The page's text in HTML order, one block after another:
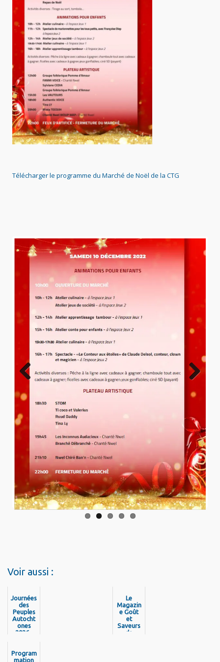
Télécharger le programme du Marché de Noël de la CTG
us
Voir aussi :
Journées
des
Peuples
Autocht
ones
2026 -
program
mation
Le
Magazin
e Goût
et
Saveurs
de
Program
mation